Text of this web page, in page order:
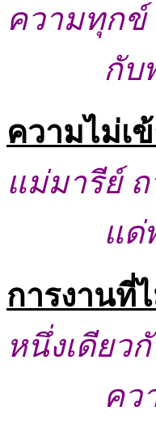
ความทุกข์
กับ
ความไม่เ
แม่มารีย์
แด่
การงานที่
หนึ่งเดียว
คว